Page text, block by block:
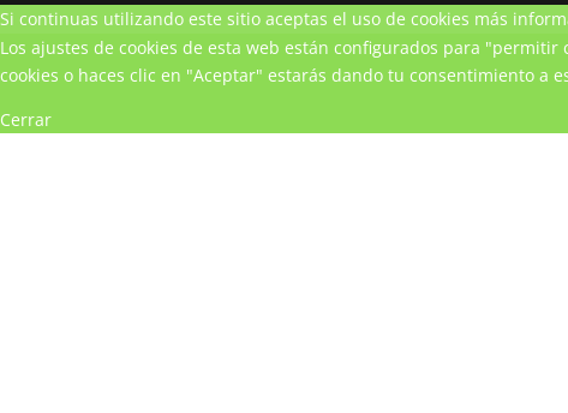
Si continuas utilizando este sitio aceptas el uso de cookies más
Los ajustes de cookies de esta web están configurados para
cookies o haces clic en "Aceptar" estarás dando tu consentimiento a
Cerrar